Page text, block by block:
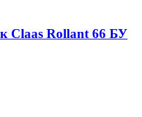
Claas Rollant 66 БУ